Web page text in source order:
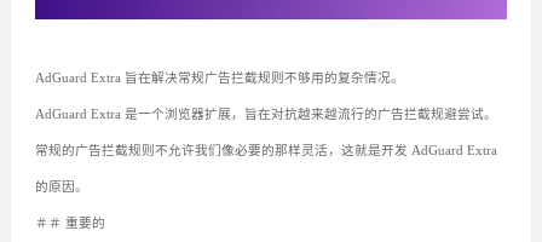
AdGuard Extra 旨在解决常规广告拦截规则不够用的复杂情况。
AdGuard Extra 是一个浏览器扩展，旨在对抗越来越流行的广告拦截规避尝试。
常规的广告拦截规则不允许我们像必要的那样灵活，这就是开发 AdGuard Extra
的原因。
＃＃ 重要的